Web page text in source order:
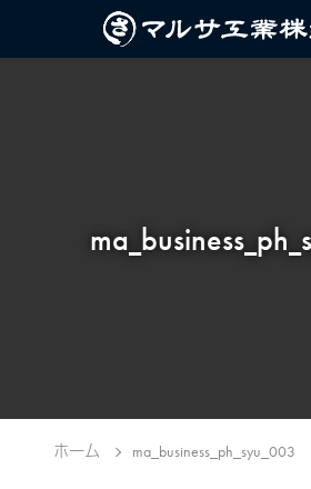
ホーム ma_business_ph_syu_003